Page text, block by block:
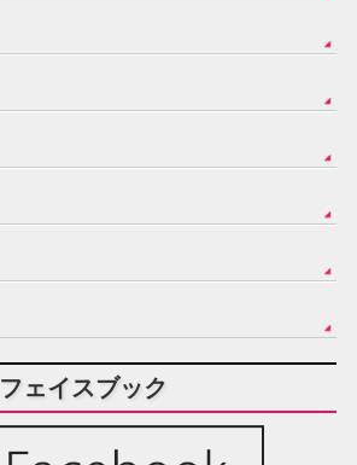
フェイスブック